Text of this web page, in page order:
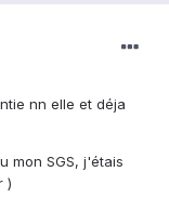
nn elle et déja
mon SGS, j'étais
)